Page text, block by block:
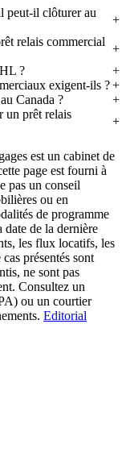
peut-il clôturer au
relais commercial
?
exigent-ils ?
Canada ?
un prêt relais
est un cabinet de
page est fourni à
pas un conseil
ou en
de programme
date de la dernière
les flux locatifs, les
présentés sont
ne sont pas
Consultez un
ou un courtier
Editorial